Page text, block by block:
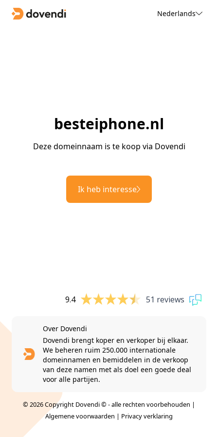
Nederlands
besteiphone.nl
Deze domeinnaam is te koop via Dovendi
Ik heb interesse
9.4 51 reviews
Over Dovendi
Dovendi brengt koper en verkoper bij elkaar.
We beheren ruim 250.000 internationale
domeinnamen en bemiddelen in de verkoop
van deze namen met als doel een goede deal
voor alle partijen.
© 2026 Copyright Dovendi © - alle rechten voorbehouden |
Algemene voorwaarden | Privacy verklaring